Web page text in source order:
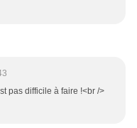
pas difficile à faire !<br />